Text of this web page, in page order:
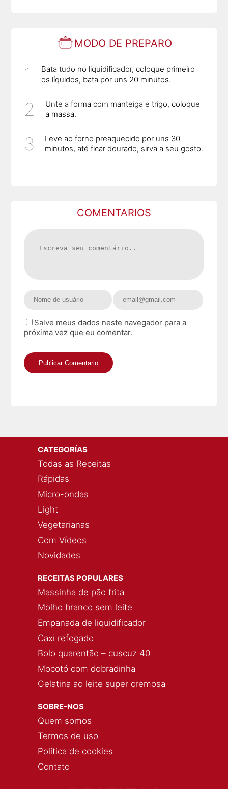
MODO DE PREPARO
Bata tudo no liquidificador, coloque primeiro
os líquidos, bata por uns 20 minutos.
Unte a forma com manteiga e trigo, coloque
a massa.
Leve ao forno preaquecido por uns 30
minutos, até ficar dourado, sirva a seu gosto.
COMENTARIOS
Salve meus dados neste navegador para a
próxima vez que eu comentar.
CATEGORÍAS
Todas as Receitas
Rápidas
Micro-ondas
Light
Vegetarianas
Com Vídeos
Novidades
RECEITAS POPULARES
Massinha de pão frita
Molho branco sem leite
Empanada de liquidificador
Caxi refogado
Bolo quarentão – cuscuz 40
Mocotó com dobradinha
Gelatina ao leite super cremosa
SOBRE-NOS
Quem somos
Termos de uso
Política de cookies
Contato